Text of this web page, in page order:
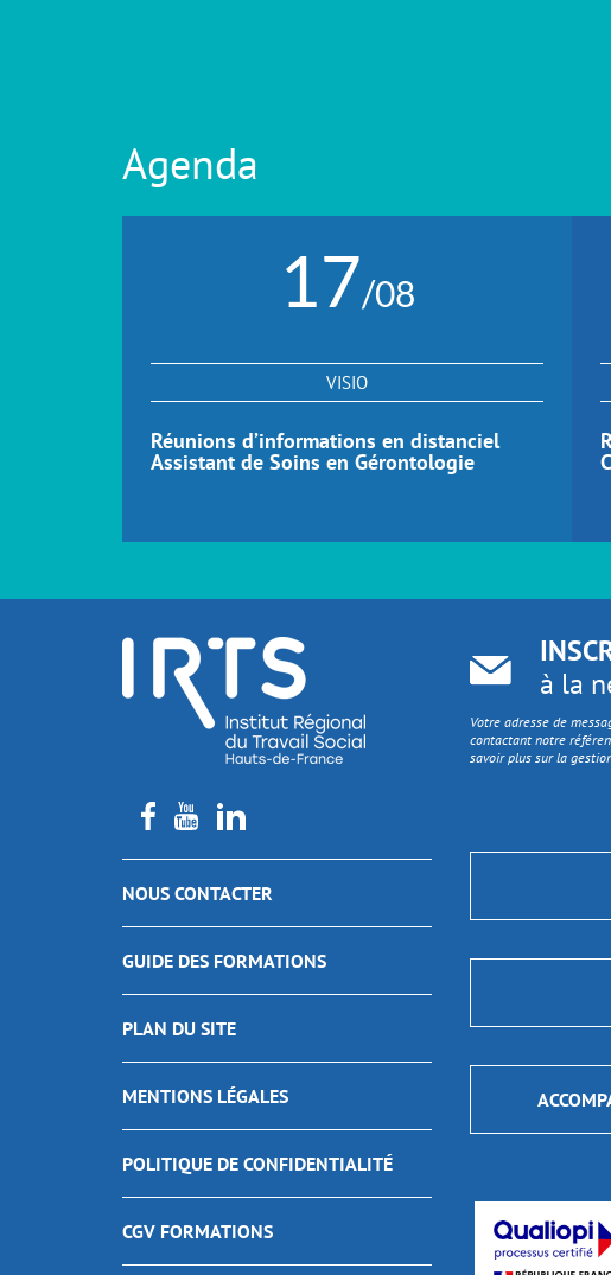
Agenda
17/08
VISIO
Réunions d’informations en distanciel
Assistant de Soins en Gérontologie
NOUS CONTACTER
GUIDE DES FORMATIONS
PLAN DU SITE
MENTIONS LÉGALES
POLITIQUE DE CONFIDENTIALITÉ
CGV FORMATIONS
à la
Votre adresse de
contactant notre
savoir plus sur la